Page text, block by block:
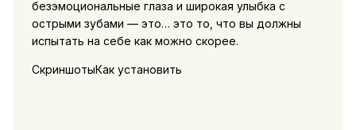
безэмоциональные глаза и широкая улыбка с
острыми зубами — это… это то, что вы должны
испытать на себе как можно скорее.
СкриншотыКак установить